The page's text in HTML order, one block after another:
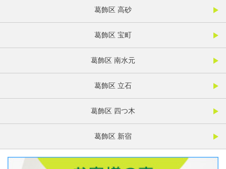
葛飾区 高砂
葛飾区 宝町
葛飾区 南水元
葛飾区 立石
葛飾区 四つ木
葛飾区 新宿